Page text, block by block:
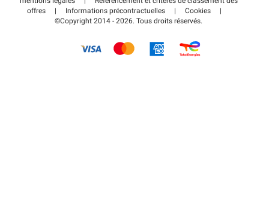
Régler votre stationnement FLOW
Guide du stationnement
offres
| Informations précontractuelles | Cookies
|
©Copyright 2014 - 2026. Tous droits réservés.